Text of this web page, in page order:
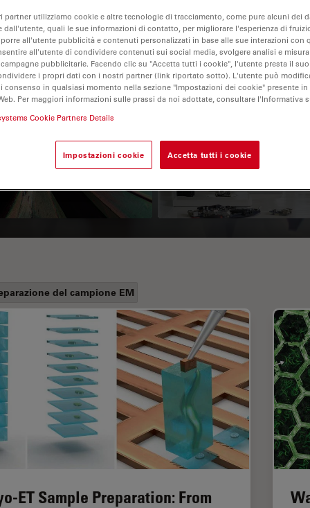
Polarization
Principle
Consider When
Selecting a Stereo
del campione EM
ET Sample Preparation: From
partner utilizziamo cookie e altre tecnologie di tracciamento, come pure alcuni dei
dall'utente, quali le sue informazioni di contatto, per migliorare l'esperienza di
all'utente pubblicità e contenuti personalizzati in base alle sue interazioni con
all'utente di condividere contenuti sui social media, svolgere analisi e
pubblicitarie. Facendo clic su "Accetta tutti i cookie", l'utente presta il
i propri dati con i nostri partner (link riportato sotto). L'utente può
consenso in qualsiasi momento nella sezione "Impostazioni dei cookie" presente
Per maggiori informazioni sulle prassi da noi adottate, consultare l'Informativa
Cookie Partners Details
Impostazioni cookie Accetta tutti i cookie